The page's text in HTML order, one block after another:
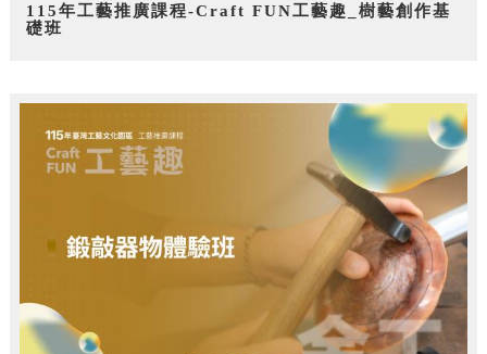
115年工藝推廣課程-Craft FUN工藝趣_樹藝創作基
礎班